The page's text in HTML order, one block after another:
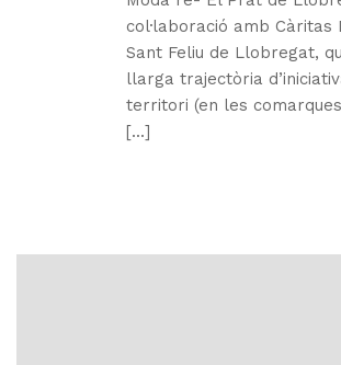
col·laboració amb Càritas
Sant Feliu de Llobregat,
llarga trajectòria
territori (en les
[...]